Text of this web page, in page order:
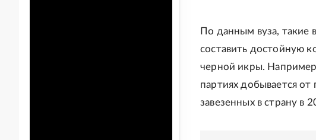
По данным вуза, такие
составить достойную
черной икры.
партиях добывается
завезенных в страну в